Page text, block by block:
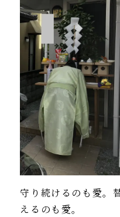
守り続けるのも愛。
えるのも愛。